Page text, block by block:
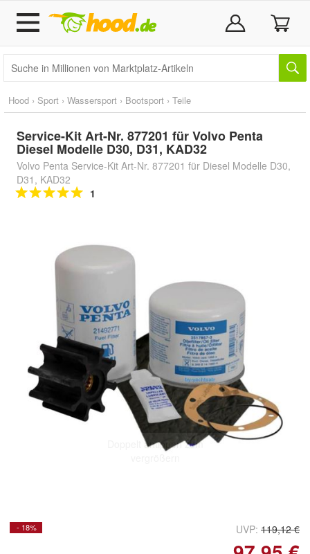
Hood › Sport › Wassersport › Bootsport › Teile
Service-Kit Art-Nr. 877201 für Volvo Penta
Diesel Modelle D30, D31, KAD32
Volvo Penta Service-Kit Art-Nr. 877201 für Diesel Modelle D30,
D31, KAD32
1
Doppelt antippen zum
- 18% UVP: 119,12 €